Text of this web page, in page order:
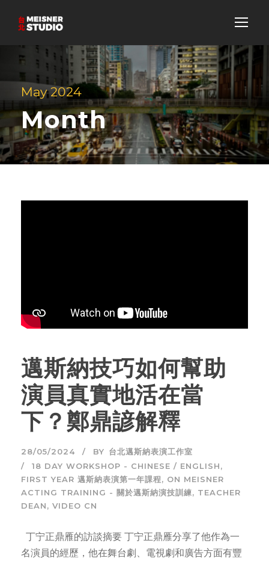
May 2024
Month
邁斯納技巧如何幫助
演員真實地活在當
下？鄭鼎諺解釋
28/05/2024 BY 台北邁斯納表演工作室
18 DAY WORKSHOP - CHINESE / ENGLISH,
FIRST YEAR 邁斯納表演第一年課程, ON MEISNER
ACTING TRAINING - 關於邁斯納演技訓練, TEACHER
DEAN, VIDEO CN
丁宁正鼎雁的訪談摘要 丁宁正鼎雁分享了他作為一
名演員的經歷，他在舞台劇、電視劇和廣告方面有豐